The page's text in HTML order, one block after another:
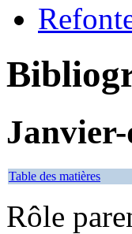
Janvier-
Table des matières
Rôle